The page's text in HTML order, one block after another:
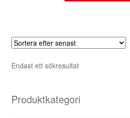
Endast ett sökresultat
Produktkategori